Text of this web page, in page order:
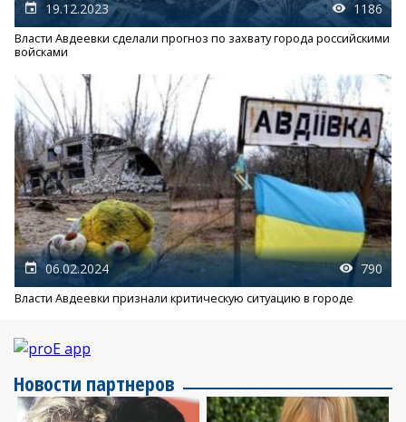
19.12.2023 1186
Власти Авдеевки сделали прогноз по захвату города российскими
войсками
06.02.2024 790
Власти Авдеевки признали критическую ситуацию в городе
Новости партнеров